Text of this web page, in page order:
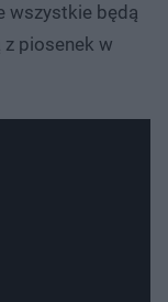
wszystkie będą
piosenek w